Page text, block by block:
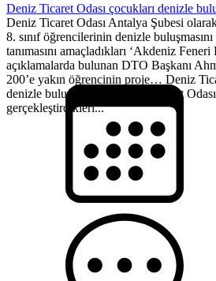
Deniz Ticaret Odası çocukları denizle
Deniz Ticaret Odası Antalya Şubesi
8. sınıf öğrencilerinin denizle
tanımasını amaçladıkları ‘Akdeniz Feneri
açıklamalarda bulunan DTO Başkanı
200’e yakın öğrencinin proje… Deniz
denizle buluşturuyor, Deniz Ticaret
gerçekleştirdikleri...